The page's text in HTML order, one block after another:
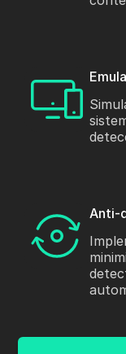
Anti-